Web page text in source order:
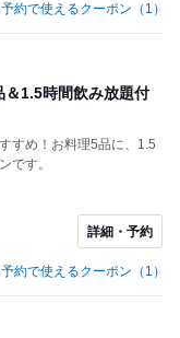
約で使えるクーポン（1）
1.5時間飲み放題付
すめ！お料理5品に、1.5
です。
詳細・予約
約で使えるクーポン（1）